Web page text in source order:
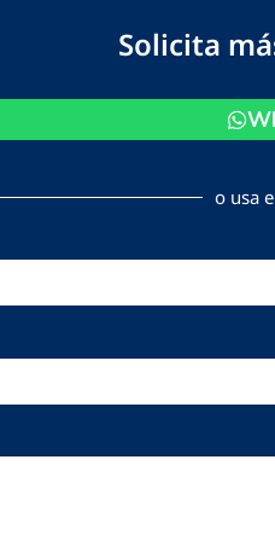
Solicita
o usa